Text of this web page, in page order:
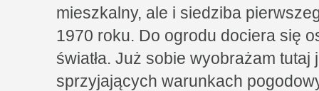
mieszkalny, ale i siedziba
1970 roku. Do ogrodu dociera się
światła. Już sobie wyobrażam
sprzyjających warunkach